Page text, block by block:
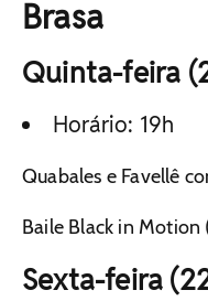
Brasa
Quinta-feira
Horário: 19h
Quabales e Favellê
Baile Black in Motion
Sexta-feira